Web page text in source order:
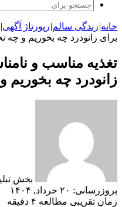
خانه|زندگی سالم|رپورتاژ آگهی|
برای زانودرد چه بخوریم و چه
تغذیه مناسب و
زانودرد چه بخوریم
بخش
بروزرسانی: ۲۰ خرداد, ۱۴۰۴
زمان تقریبی مطالعه ۴ دقیقه